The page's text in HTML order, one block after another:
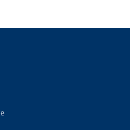
- new tab)- new tab)
scheda - new tab)